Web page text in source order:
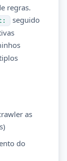
regras.
seguido
as
do